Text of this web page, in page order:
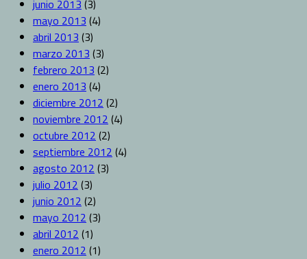
junio 2013 (3)
mayo 2013 (4)
abril 2013 (3)
marzo 2013 (3)
febrero 2013 (2)
enero 2013 (4)
diciembre 2012 (2)
noviembre 2012 (4)
octubre 2012 (2)
septiembre 2012 (4)
agosto 2012 (3)
julio 2012 (3)
junio 2012 (2)
mayo 2012 (3)
abril 2012 (1)
enero 2012 (1)